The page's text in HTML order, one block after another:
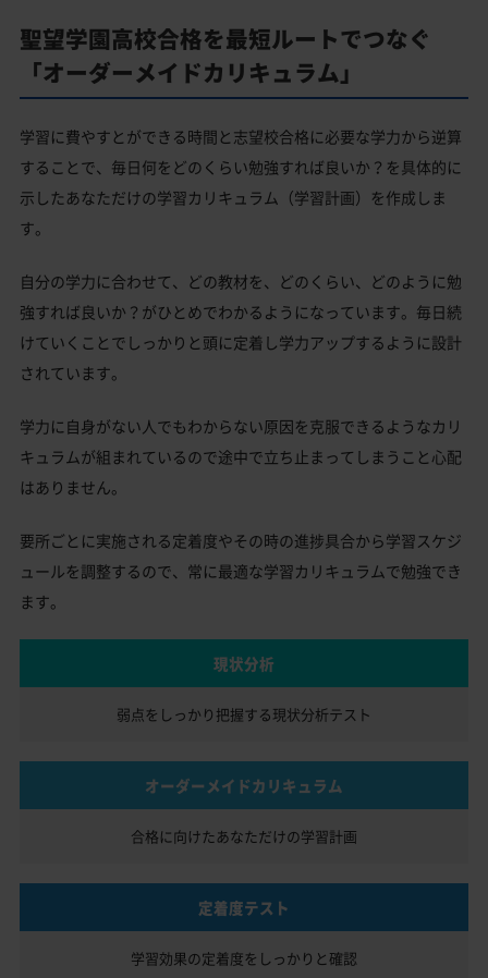
聖望学園高校合格を最短ルートでつなぐ
「オーダーメイドカリキュラム」
学習に費やすとができる時間と志望校合格に必要な学力から逆算
することで、毎日何をどのくらい勉強すれば良いか？を具体的に
示したあなただけの学習カリキュラム（学習計画）を作成しま
す。
自分の学力に合わせて、どの教材を、どのくらい、どのように勉
強すれば良いか？がひとめでわかるようになっています。毎日続
けていくことでしっかりと頭に定着し学力アップするように設計
されています。
学力に自身がない人でもわからない原因を克服できるようなカリ
キュラムが組まれているので途中で立ち止まってしまうこと心配
はありません。
要所ごとに実施される定着度やその時の進捗具合から学習スケジ
ュールを調整するので、常に最適な学習カリキュラムで勉強でき
ます。
現状分析
弱点をしっかり把握する現状分析テスト
オーダーメイドカリキュラム
合格に向けたあなただけの学習計画
定着度テスト
学習効果の定着度を しっかりと確認